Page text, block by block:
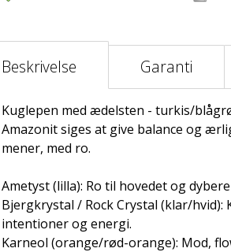
Beskrivelse Garanti
Kuglepen med ædelsten - turkis/
Amazonit siges at give balance og
mener, med ro.
Ametyst (lilla): Ro til hovedet og
Bjergkrystal / Rock Crystal (klar/
intentioner og energi.
Karneol (orange/rød-orange): Mod,